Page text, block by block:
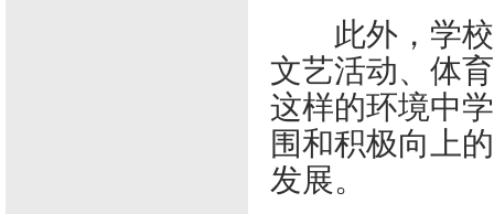
此外，学校
文艺活动、体
这样的环境中
围和积极向上
发展。